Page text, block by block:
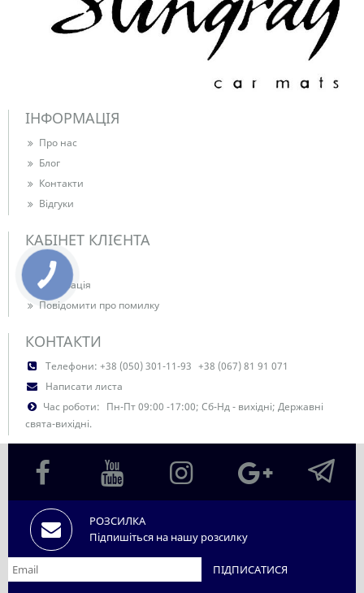
ІНФОРМАЦІЯ
Про нас
Блог
Контакти
Відгуки
КАБІНЕТ КЛІЄНТА
Вхід
Реєстрація
Повідомити про помилку
КОНТАКТИ
Телефони: +38 (050) 301-11-93 +38 (067) 81 91 071
Написати листа
Час роботи: Пн-Пт 09:00 -17:00; Сб-Нд - вихідні; Державні
свята-вихідні.
РОЗСИЛКА
Підпишіться на нашу розсилку